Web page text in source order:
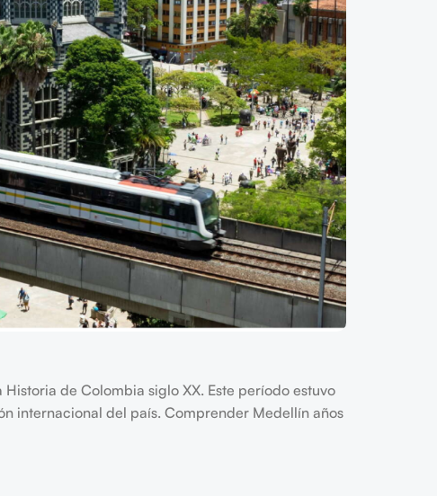
de Colombia siglo XX. Este período estuvo
internacional del país. Comprender Medellín años